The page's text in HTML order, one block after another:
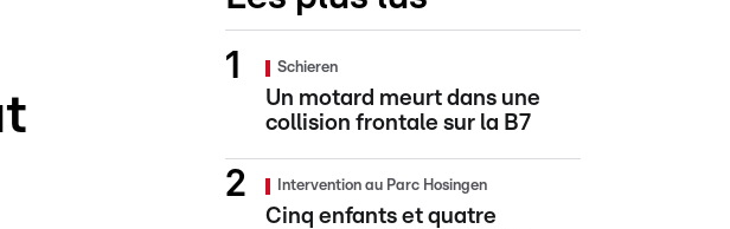
Schieren
Un motard meurt dans une
collision frontale sur la B7
Intervention au Parc Hosingen
Cinq enfants et quatre